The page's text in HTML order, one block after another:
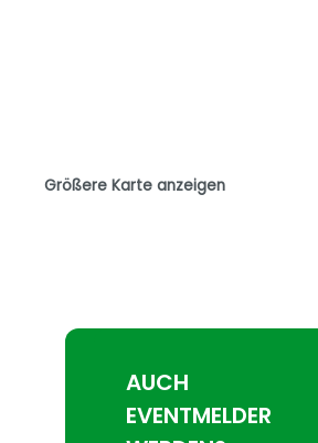
Größere Karte anzeigen
AUCH
EVENTMELDER